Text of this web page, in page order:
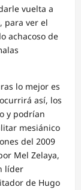
vuelta a
para ver el
achacoso de
lo mejor es
así, los
y podrían
mesiánico
del 2009
Mel Zelaya,
líder
de Hugo